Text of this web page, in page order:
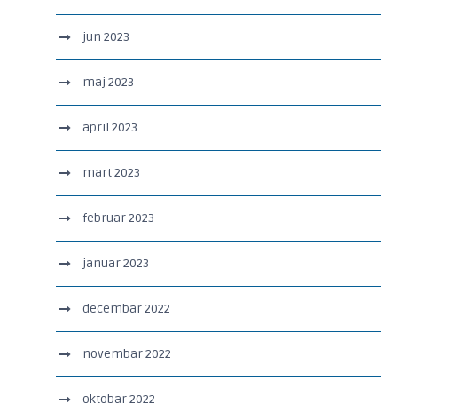
jun 2023
maj 2023
april 2023
mart 2023
februar 2023
januar 2023
decembar 2022
novembar 2022
oktobar 2022